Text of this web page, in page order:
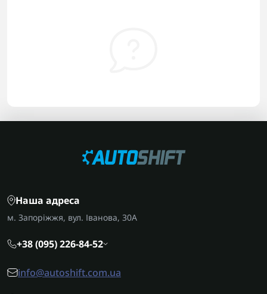
Наша адреса
м. Запоріжжя, вул. Іванова, 30А
+38 (095) 226-84-52
info@autoshift.com.ua